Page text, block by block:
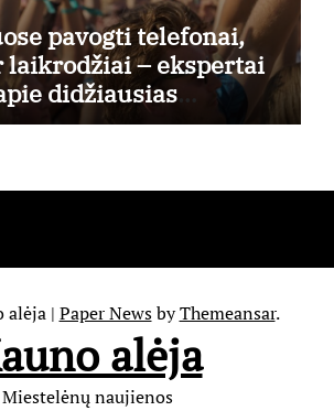
pavogti telefonai,
laikrodžiai – ekspertai
didžiausias
rizikas
alėja | Paper NewsbyThemeansar.
alėja
Miestelėnų naujienos